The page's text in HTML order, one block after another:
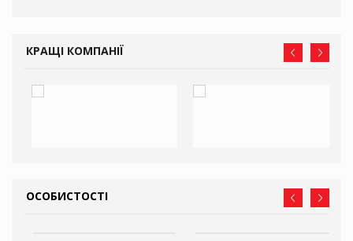
КРАЩІ КОМПАНІЇ
ОСОБИСТОСТІ